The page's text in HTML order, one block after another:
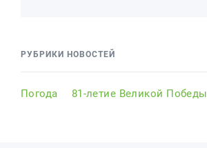
РУБРИКИ НОВОСТЕЙ
Погода 81-летие Великой Победы